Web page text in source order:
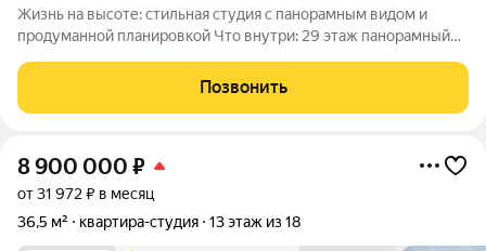
Жизнь на высоте: стильная студия с панорамным видом и
продуманной планировкой Что внутри: 29 этаж панорамный
Отдельная гардеробная
Позвонить
8 900 000 ₽
от 31 972 ₽ в месяц
36,5 м²
квартира-студия 13 этаж из 18